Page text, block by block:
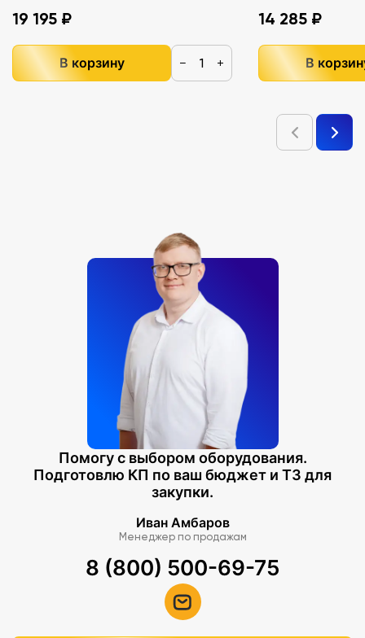
19 195 ₽
В корзину − +
14 285 ₽
В
Помогу с выбором оборудования.
Подготовлю КП по ваш бюджет и ТЗ для
закупки.
Иван Амбаров
Менеджер по продажам
8 (800) 500-69-75